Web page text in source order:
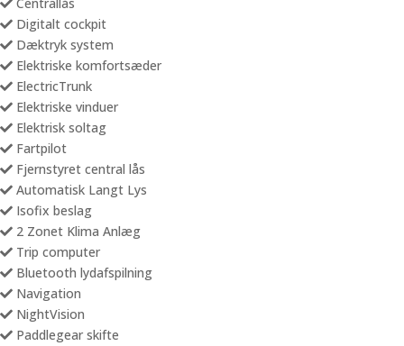
Digitalt cockpit
Dæktryk system
Elektriske komfortsæder
ElectricTrunk
Elektriske vinduer
Elektrisk soltag
Fartpilot
Fjernstyret central lås
Automatisk Langt Lys
Isofix beslag
2 Zonet Klima Anlæg
Trip computer
Bluetooth lydafspilning
Navigation
NightVision
Paddlegear skifte